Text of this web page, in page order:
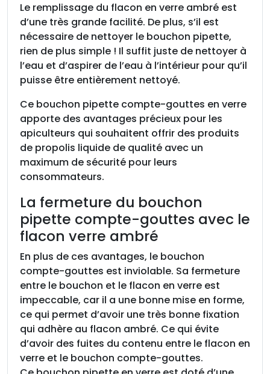
Le remplissage du flacon en verre ambré est
d’une très grande facilité. De plus, s’il est
nécessaire de nettoyer le bouchon pipette,
rien de plus simple ! Il suffit juste de nettoyer à
l’eau et d’aspirer de l’eau à l’intérieur pour qu’il
puisse être entièrement nettoyé.
Ce bouchon pipette compte-gouttes en verre
apporte des avantages précieux pour les
apiculteurs qui souhaitent offrir des produits
de propolis liquide de qualité avec un
maximum de sécurité pour leurs
consommateurs.
La fermeture du bouchon
pipette compte-gouttes avec le
flacon verre ambré
En plus de ces avantages, le bouchon
compte-gouttes est inviolable. Sa fermeture
entre le bouchon et le flacon en verre est
impeccable, car il a une bonne mise en forme,
ce qui permet d’avoir une très bonne fixation
qui adhère au flacon ambré. Ce qui évite
d’avoir des fuites du contenu entre le flacon en
verre et le bouchon compte-gouttes.